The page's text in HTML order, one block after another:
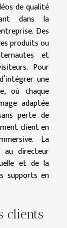
de qualité
dans la
Des
produits ou
et
Pour
une
où chaque
adaptée
perte de
client en
La
au directeur
et de la
supports en
clients